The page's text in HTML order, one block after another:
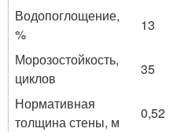
Водопоглощение,
%
13
Морозостойкость,
циклов
35
Нормативная
толщина стены, м
0,52